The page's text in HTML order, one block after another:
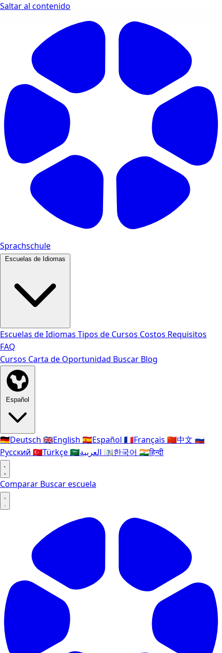
Saltar al contenido
Sprachschule
Escuelas de Idiomas
Escuelas de Idiomas Tipos de Cursos Costos Requisitos
FAQ
Cursos Carta de Oportunidad Buscar Blog
Español
🇩🇪Deutsch 🇬🇧English 🇪🇸Español 🇫🇷Français 🇨🇳中文 🇷🇺
Русский 🇹🇷Türkçe🇸🇦 🇰🇷한국어 🇮🇳हिन्दी
Comparar Buscar escuela